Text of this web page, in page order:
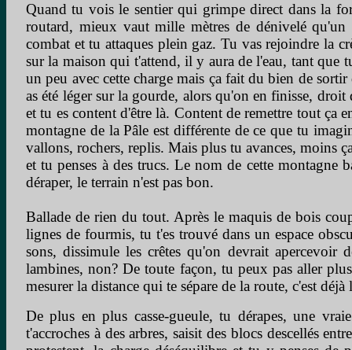
Quand tu vois le sentier qui grimpe direct dans la
routard, mieux vaut mille mètres de dénivelé
combat et tu attaques plein gaz. Tu vas rejoindre la
sur la maison qui t'attend, il y aura de l'eau, tant que
un peu avec cette charge mais ça fait du bien de
as été léger sur la gourde, alors qu'on en finisse,
et tu es content d'être là. Content de remettre tout ça
montagne de la Pâle est différente de ce que tu
vallons, rochers, replis. Mais plus tu avances, moins
et tu penses à des trucs. Le nom de cette
déraper, le terrain n'est pas bon.
Ballade de rien du tout. Après le maquis de bois
lignes de fourmis, tu t'es trouvé dans un espace
sons, dissimule les crêtes qu'on devrait
lambines, non? De toute façon, tu peux pas aller
mesurer la distance qui te sépare de la route, c'est
De plus en plus casse-gueule, tu dérapes, une
t'accroches à des arbres, saisit des blocs descellés